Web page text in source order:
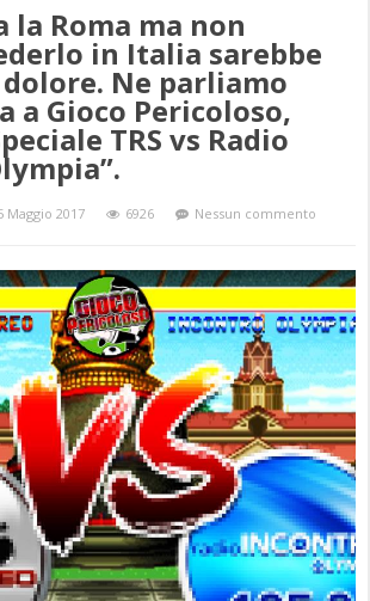
la Roma ma non
in Italia sarebbe
Ne parliamo
a Gioco Pericoloso,
TRS vs Radio
Maggio 2017 6926 Nessun commento